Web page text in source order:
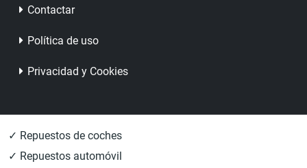
Contactar
Política de uso
Privacidad y Cookies
✓ Repuestos de coches
✓ Repuestos automóvil